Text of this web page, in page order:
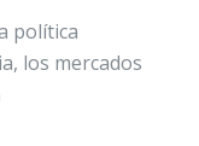
política
los mercados